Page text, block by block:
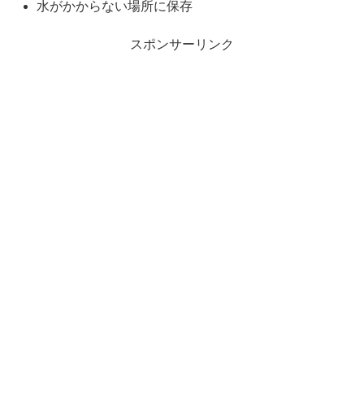
水がかからない場所に保存
スポンサーリンク